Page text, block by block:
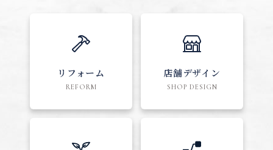
リフォーム
REFORM
店舗デザイン
SHOP DESIGN